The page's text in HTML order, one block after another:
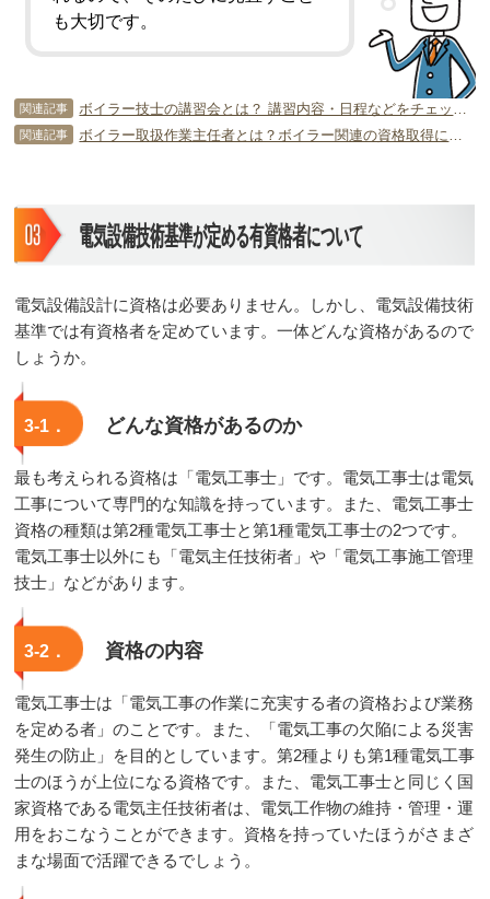
も大切です。
関連記事 ボイラー技士の講習会とは？ 講習内容・日程などをチェックしよう！
関連記事 ボイラー取扱作業主任者とは？ボイラー関連の資格取得に必要な知識
電気設備技術基準が定める有資格者について
電気設備設計に資格は必要ありません。しかし、電気設備技術
基準では有資格者を定めています。一体どんな資格があるので
しょうか。
3‐1． どんな資格があるのか
最も考えられる資格は「電気工事士」です。電気工事士は電気
工事について専門的な知識を持っています。また、電気工事士
資格の種類は第2種電気工事士と第1種電気工事士の2つです。
電気工事士以外にも「電気主任技術者」や「電気工事施工管理
技士」などがあります。
3‐2． 資格の内容
電気工事士は「電気工事の作業に充実する者の資格および業務
を定める者」のことです。また、「電気工事の欠陥による災害
発生の防止」を目的としています。第2種よりも第1種電気工事
士のほうが上位になる資格です。また、電気工事士と同じく国
家資格である電気主任技術者は、電気工作物の維持・管理・運
用をおこなうことができます。資格を持っていたほうがさまざ
まな場面で活躍できるでしょう。